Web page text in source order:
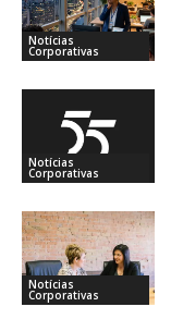
Notícias
Corporativas
Notícias
Corporativas
Notícias
Corporativas